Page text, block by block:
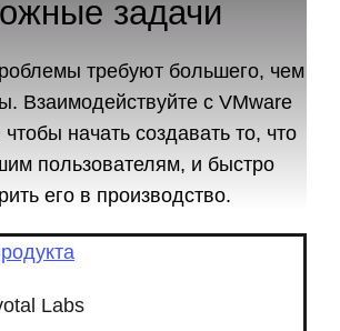
задачи
требуют большего, чем
Взаимодействуйте с VMware
начать создавать то, что
пользователям, и быстро
его в производство.